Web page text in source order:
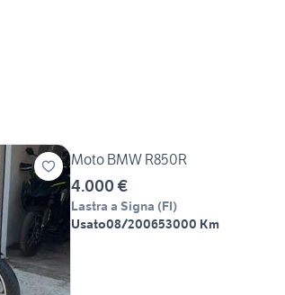
Moto BMW R850R
4.000 €
Lastra a Signa (FI)
Usato08/200653000 Km